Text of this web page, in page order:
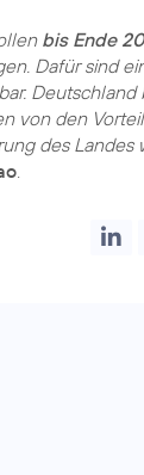
bis Ende
Dafür sind
Deutschland
von den
des Landes